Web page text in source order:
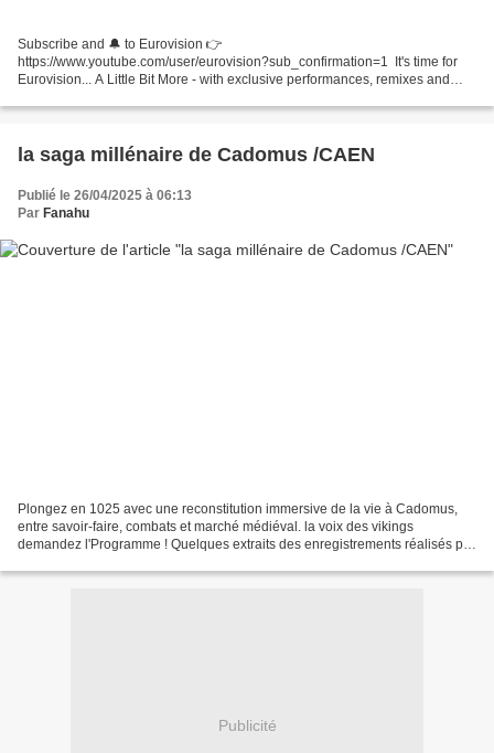
Subscribe and 🔔 to Eurovision 👉
https://www.youtube.com/user/eurovision?sub_confirmation=1 ​ It's time for
Eurovision... A Little Bit More - with exclusive performances, remixes and
la saga millénaire de Cadomus /CAEN
Publié le 26/04/2025 à 06:13
Par Fanahu
Plongez en 1025 avec une reconstitution immersive de la vie à Cadomus,
entre savoir-faire, combats et marché médiéval. la voix des vikings
demandez l'Programme ! Quelques extraits des enregistrements réalisés par
Publicité